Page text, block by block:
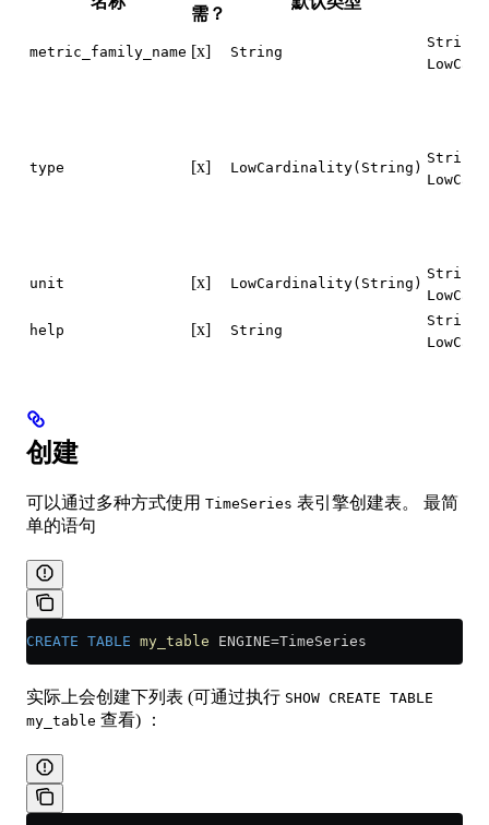
需？
metric_family_name [x] String
String
type [x] LowCardinality(String)
String
unit [x] LowCardinality(String)
String
help [x] String
String
创建
可以通过多种方式使用 TimeSeries 表引擎创建表。 最简
单的语句
CREATE TABLE my_table ENGINE=TimeSeries
实际上会创建下列表 (可通过执行 SHOW CREATE TABLE
my_table 查看) ：